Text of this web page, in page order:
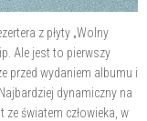
z płyty „Wolny
Ale jest to pierwszy
przed wydaniem albumu i
dynamiczny na
ze światem człowieka, w